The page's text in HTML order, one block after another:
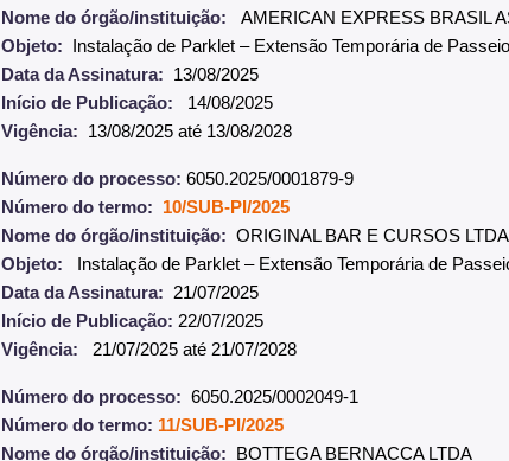
Nome do órgão/instituição:
AMERICAN EXPRESS BRASIL
Objeto:
Instalação de Parklet – Extensão Temporária de
Data da Assinatura:
13/08/2025
Início de Publicação:
14/08/2025
Vigência:
13/08/2025 até 13/08/2028
Número do processo: 6050.2025/0001879-9
Número do termo:
10/SUB-PI/2025
Nome do órgão/instituição: ORIGINAL BAR E CURSOS
Objeto:
Instalação de Parklet – Extensão Temporária de
Data da Assinatura:
21/07/2025
Início de Publicação: 22/07/2025
Vigência:
21/07/2025 até 21/07/2028
Número do processo: 6050.2025/0002049-1
Número do termo: 11/SUB-PI/2025
Nome do órgão/instituição:
BOTTEGA BERNACCA LTDA